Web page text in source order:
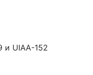
и UIAA-152